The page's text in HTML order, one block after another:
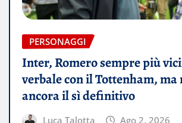
PERSONAGGI
Inter, Romero sempre più
verbale con il Tottenham, ma
ancora il sì definitivo
Luca Talotta Ago 2, 2026